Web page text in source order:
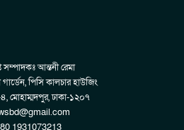
সম্পাদকঃ আন্তনী রেমা
পিসি কালচার হাউজিং
মোহাম্মদপুর, ঢাকা-১২০৭